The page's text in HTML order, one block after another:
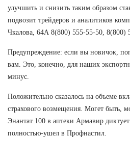
улучшить и снизить таким образом
подвозит трейдеров и аналитиков
Чкалова, 64А 8(800) 555-55-50, 8(800)
Предупреждение: если вы новичок,
вам. Это, конечно, для наших
минус.
Положительно сказалось на объеме
страхового возмещения. Могет быть,
Энантат 100 в аптеки Армавир
полностью-ушел в Профнастил.